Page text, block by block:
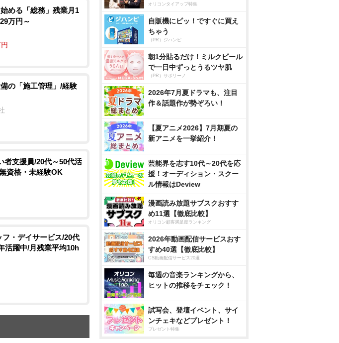
める「総務」残業月1
万円～
の「施工管理」/経験
者支援員/20代～50代活
資格・未経験OK
・デイサービス/20代
活躍中/月残業平均10h
オリコンタイアップ特集
自販機にピッ！ですぐに買え
ちゃう
（PR）ジハンピ
朝1分貼るだけ！ミルクピール
で一日中ずっとうるツヤ肌
（PR）サボリーノ
2026年7月夏ドラマも、注目
作＆話題作が勢ぞろい！
【夏アニメ2026】7月期夏の
新アニメを一挙紹介！
芸能界を志す10代～20代を応
援！オーディション・スクー
ル情報はDeview
漫画読み放題サブスクおすす
め11選【徹底比較】
オリコン顧客満足度ランキング
2026年動画配信サービスおす
すめ40選【徹底比較】
CS動画配信サービス20選
毎週の音楽ランキングから、
ヒットの推移をチェック！
試写会、登壇イベント、サイ
ンチェキなどプレゼント！
プレゼント特集